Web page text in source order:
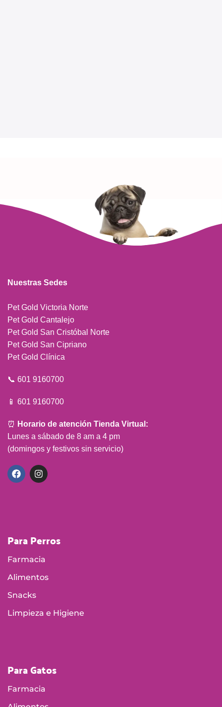
Nuestras Sedes
Pet Gold Victoria Norte
Pet Gold Cantalejo
Pet Gold San Cristóbal Norte
Pet Gold San Cipriano
Pet Gold Clínica
📞 601 9160700
📱 601 9160700
⏰ Horario de atención Tienda Virtual:
Lunes a sábado de 8 am a 4 pm
(domingos y festivos sin servicio)
Para Perros
Farmacia
Alimentos
Snacks
Limpieza e Higiene
Para Gatos
Farmacia